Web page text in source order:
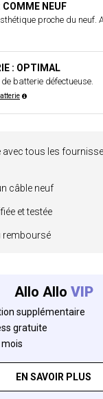
COMME NEUF
proche du neuf.
: OPTIMAL
batterie défectueuse.
avec tous les
câble neuf
et testée
remboursé
Allo Allo VIP
supplémentaire
gratuite
EN SAVOIR PLUS